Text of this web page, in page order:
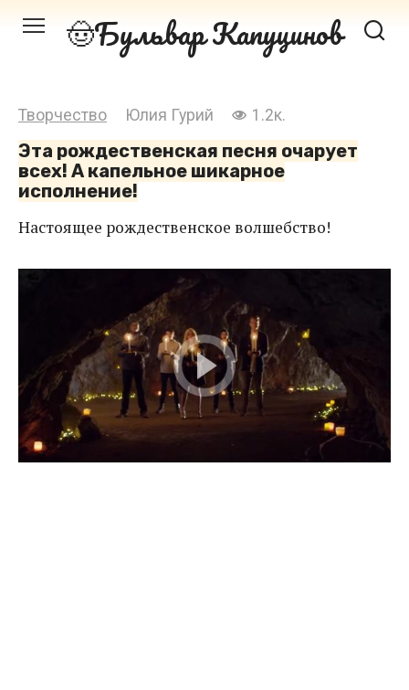
Перейти Бульвар Капуцинов
Творчество Юлия Гурий 1.2к.
Эта рождественская песня очарует
всех! А капельное шикарное
исполнение!
Настоящее рождественское волшебство!